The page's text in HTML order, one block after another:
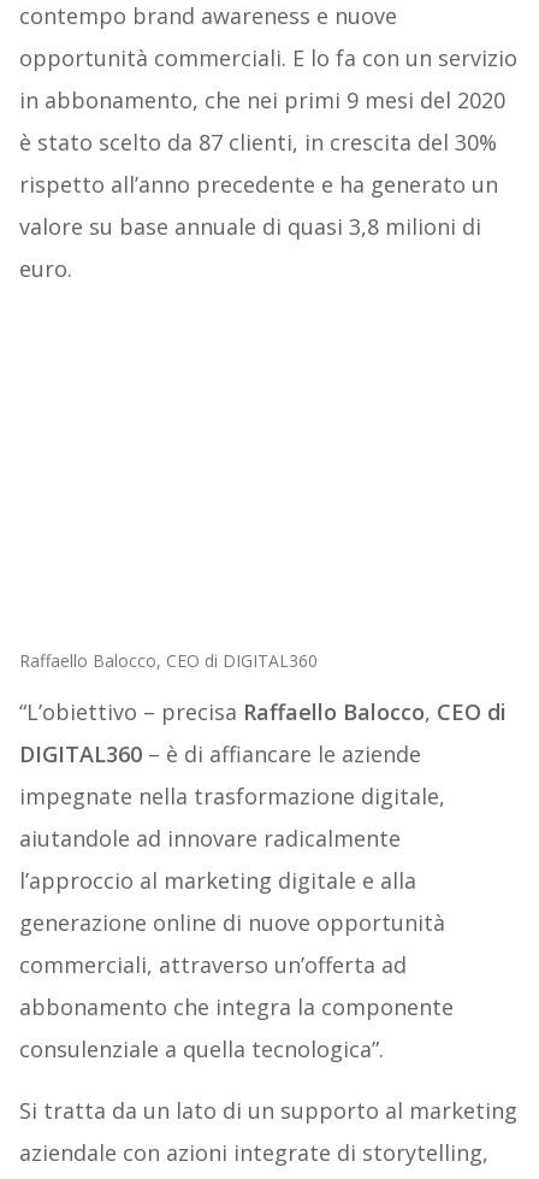
contempo brand awareness e nuove
opportunità commerciali. E lo fa con un servizio
in abbonamento, che nei primi 9 mesi del 2020
è stato scelto da 87 clienti, in crescita del 30%
rispetto all’anno precedente e ha generato un
valore su base annuale di quasi 3,8 milioni di
euro.
Raffaello Balocco, CEO di DIGITAL360
“L’obiettivo – precisa Raffaello Balocco, CEO di
DIGITAL360 – è di affiancare le aziende
impegnate nella trasformazione digitale,
aiutandole ad innovare radicalmente
l’approccio al marketing digitale e alla
generazione online di nuove opportunità
commerciali, attraverso un’offerta ad
abbonamento che integra la componente
consulenziale a quella tecnologica”.
Si tratta da un lato di un supporto al marketing
aziendale con azioni integrate di storytelling,